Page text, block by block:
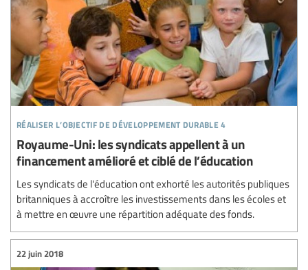
réaliser l’objectif de développement durable 4
Royaume-Uni: les syndicats appellent à un
financement amélioré et ciblé de l’éducation
Les syndicats de l'éducation ont exhorté les autorités publiques
britanniques à accroître les investissements dans les écoles et
à mettre en œuvre une répartition adéquate des fonds.
22 juin 2018